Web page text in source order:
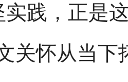
践，正是
关怀从当